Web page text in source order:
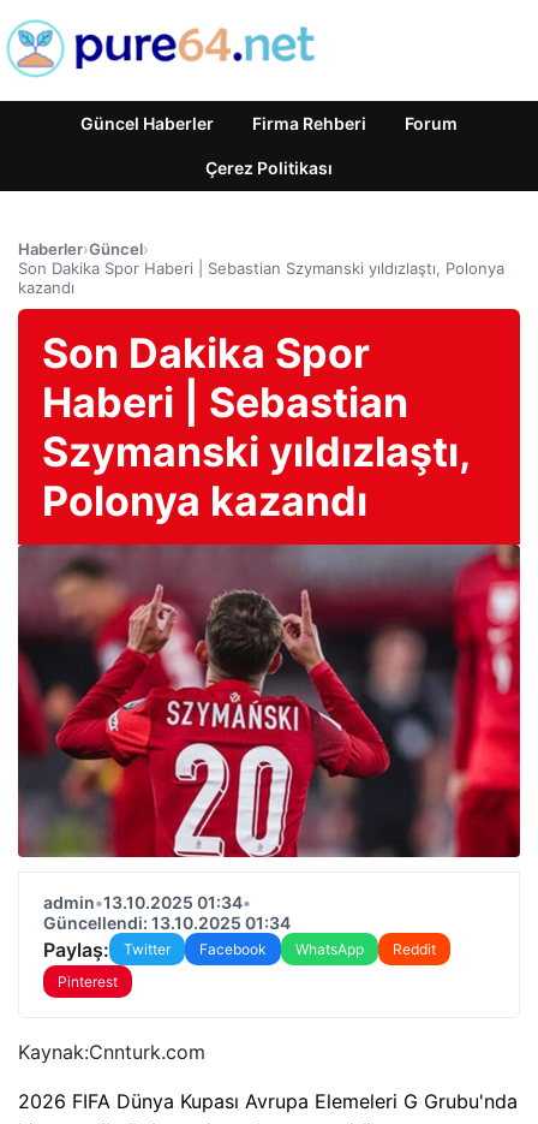
Güncel Haberler Firma Rehberi Forum
Çerez Politikası
Haberler›Güncel›
Son Dakika Spor Haberi | Sebastian Szymanski yıldızlaştı, Polonya
kazandı
Son Dakika Spor
Haberi | Sebastian
Szymanski yıldızlaştı,
Polonya kazandı
admin•13.10.2025 01:34•
Güncellendi: 13.10.2025 01:34
Paylaş: Twitter Facebook WhatsApp
Reddit
Pinterest
Kaynak:Cnnturk.com
2026 FIFA Dünya Kupası Avrupa Elemeleri G Grubu'nda